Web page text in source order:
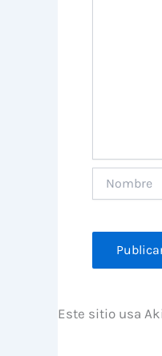
Este sitio usa